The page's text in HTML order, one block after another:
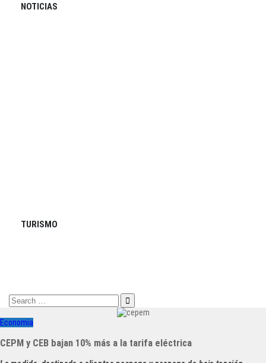
NOTICIAS
TURISMO
Search
for:
Economia
CEPM y CEB bajan 10% más a la tarifa eléctrica